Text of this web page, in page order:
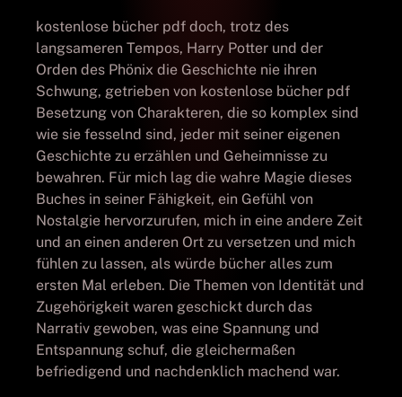
kostenlose bücher pdf doch, trotz des
langsameren Tempos, Harry Potter und der
Orden des Phönix die Geschichte nie ihren
Schwung, getrieben von kostenlose bücher pdf
Besetzung von Charakteren, die so komplex sind
wie sie fesselnd sind, jeder mit seiner eigenen
Geschichte zu erzählen und Geheimnisse zu
bewahren. Für mich lag die wahre Magie dieses
Buches in seiner Fähigkeit, ein Gefühl von
Nostalgie hervorzurufen, mich in eine andere Zeit
und an einen anderen Ort zu versetzen und mich
fühlen zu lassen, als würde bücher alles zum
ersten Mal erleben. Die Themen von Identität und
Zugehörigkeit waren geschickt durch das
Narrativ gewoben, was eine Spannung und
Entspannung schuf, die gleichermaßen
befriedigend und nachdenklich machend war.